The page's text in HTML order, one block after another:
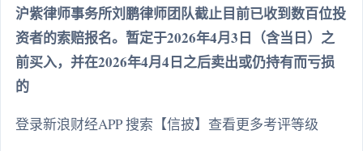
沪紫律师事务所刘鹏律师团队截止目前已收到数百位投
资者的索赔报名。暂定于2026年4月3日（含当日）之
前买入，并在2026年4月4日之后卖出或仍持有而亏损
的
登录新浪财经APP 搜索【信披】查看更多考评等级